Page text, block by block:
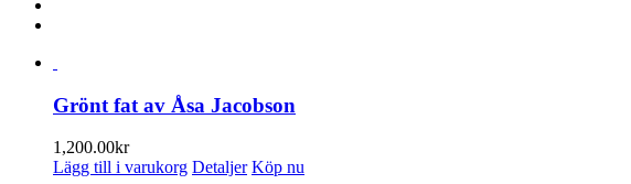
Grönt fat av Åsa Jacobson
1,200.00kr
Lägg till i varukorg Detaljer Köp nu